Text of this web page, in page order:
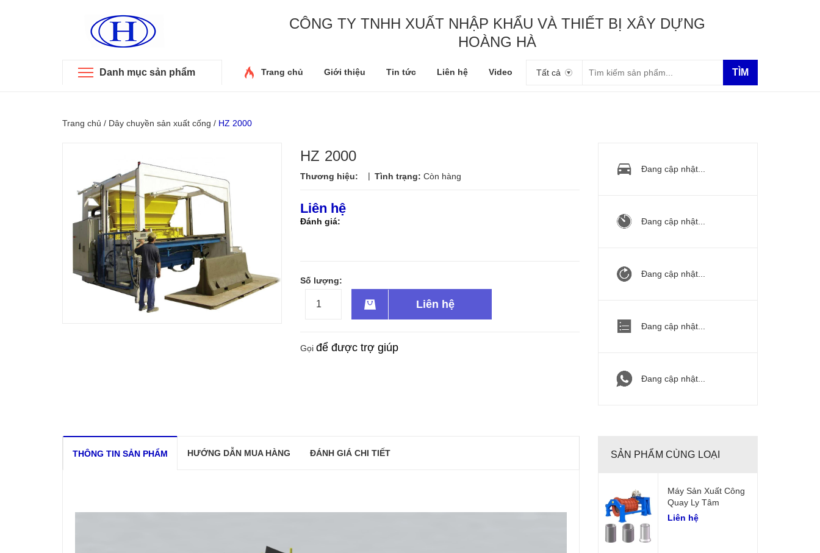
CÔNG TY TNHH XUẤT NHẬP KHẨU VÀ THIẾT BỊ XÂY DỰNG
HOÀNG HÀ
Danh mục sản phẩm Trang chủ Giới thiệu Tin tức Liên hệ Video Tất cả TÌM
Trang chủ / Dây chuyền sản xuất cống / HZ 2000
HZ 2000
Thương hiệu: | Tình trạng: Còn hàng
Liên hệ
Đánh giá:
Số lượng:
Liên hệ
Gọi để được trợ giúp
Đang cập nhật...
Đang cập nhật...
Đang cập nhật...
Đang cập nhật...
Đang cập nhật...
THÔNG TIN SẢN PHẨM HƯỚNG DẪN MUA HÀNG ĐÁNH GIÁ CHI TIẾT SẢN PHẨM CÙNG LOẠI
Máy Sản Xuất Công
Quay Ly Tâm
Liên hệ